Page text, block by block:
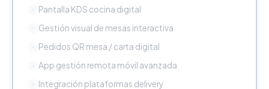
Pantalla KDS cocina digital
Gestión visual de mesas interactiva
Pedidos QR mesa / carta digital
App gestión remota móvil avanzada
Integración plataformas delivery